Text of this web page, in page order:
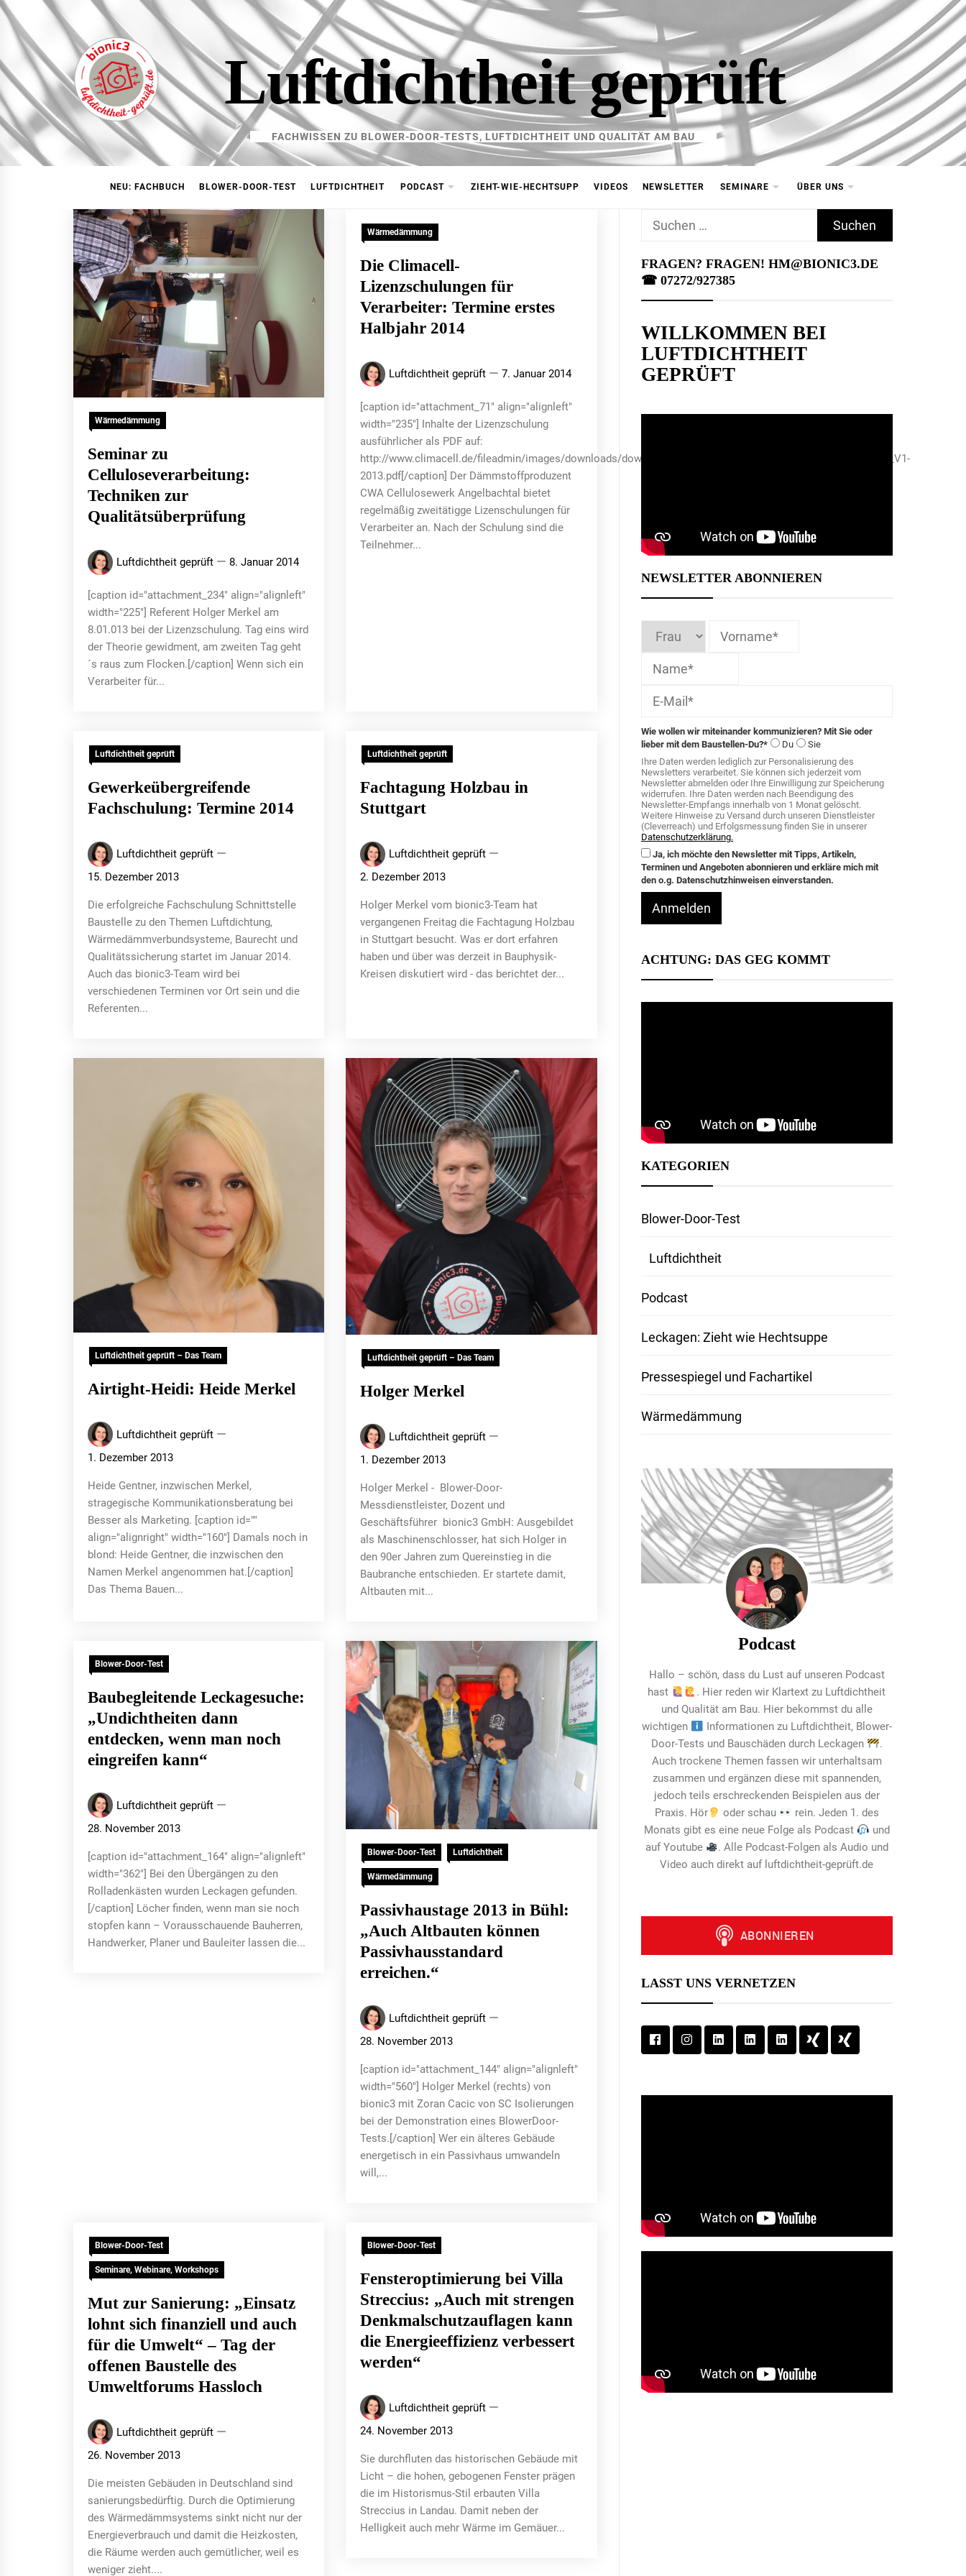
Skip
content
Luftdichtheit geprüft
FACHWISSEN ZU BLOWER-DOOR-TESTS, LUFTDICHTHEIT UND QUALITÄT AM BAU
NEU: FACHBUCH BLOWER-DOOR-TEST LUFTDICHTHEIT PODCAST ZIEHT-WIE-HECHTSUPP VIDEOS NEWSLETTER SEMINARE ÜBER UNS
Wärmedämmung
Seminar zu
Celluloseverarbeitung:
Techniken zur
Qualitätsüberprüfung
Luftdichtheit geprüft 8. Januar 2014
[caption id="attachment_234" align="alignleft"
width="225"] Referent Holger Merkel am
8.01.013 bei der Lizenzschulung. Tag eins wird
der Theorie gewidment, am zweiten Tag geht
´s raus zum Flocken.[/caption] Wenn sich ein
Verarbeiter für...
Wärmedämmung
Die Climacell-
Lizenzschulungen für
Verarbeiter: Termine erstes
Halbjahr 2014
Luftdichtheit geprüft 7. Januar 2014
[caption id="attachment_71" align="alignleft"
width="235"] Inhalte der Lizenzschulung
ausführlicher als PDF auf:
http://www.climacell.de/fileadmin/images/downloads/downloads_2012/Anmeldung_Climacell_Lizenzschulung_V1-
2013.pdf[/caption] Der Dämmstoffproduzent
CWA Cellulosewerk Angelbachtal bietet
regelmäßig zweitätigge Lizenschulungen für
Verarbeiter an. Nach der Schulung sind die
Teilnehmer...
Luftdichtheit geprüft
Gewerkeübergreifende
Fachschulung: Termine 2014
Luftdichtheit geprüft
15. Dezember 2013
Die erfolgreiche Fachschulung Schnittstelle
Baustelle zu den Themen Luftdichtung,
Wärmedämmverbundsysteme, Baurecht und
Qualitätssicherung startet im Januar 2014.
Auch das bionic3-Team wird bei
verschiedenen Terminen vor Ort sein und die
Referenten...
Luftdichtheit geprüft
Fachtagung Holzbau in
Stuttgart
Luftdichtheit geprüft
2. Dezember 2013
Holger Merkel vom bionic3-Team hat
vergangenen Freitag die Fachtagung Holzbau
in Stuttgart besucht. Was er dort erfahren
haben und über was derzeit in Bauphysik-
Kreisen diskutiert wird - das berichtet der...
Luftdichtheit geprüft – Das Team
Airtight-Heidi: Heide Merkel
Luftdichtheit geprüft
1. Dezember 2013
Heide Gentner, inzwischen Merkel,
stragegische Kommunikationsberatung bei
Besser als Marketing. [caption id=""
align="alignright" width="160"] Damals noch in
blond: Heide Gentner, die inzwischen den
Namen Merkel angenommen hat.[/caption]
Das Thema Bauen...
Luftdichtheit geprüft – Das Team
Holger Merkel
Luftdichtheit geprüft
1. Dezember 2013
Holger Merkel - Blower-Door-
Messdienstleister, Dozent und
Geschäftsführer bionic3 GmbH: Ausgebildet
als Maschinenschlosser, hat sich Holger in
den 90er Jahren zum Quereinstieg in die
Baubranche entschieden. Er startete damit,
Altbauten mit...
Blower-Door-Test
Baubegleitende Leckagesuche:
„Undichtheiten dann
entdecken, wenn man noch
eingreifen kann“
Luftdichtheit geprüft
28. November 2013
[caption id="attachment_164" align="alignleft"
width="362"] Bei den Übergängen zu den
Rolladenkästen wurden Leckagen gefunden.
[/caption] Löcher finden, wenn man sie noch
stopfen kann – Vorausschauende Bauherren,
Handwerker, Planer und Bauleiter lassen die...
Blower-Door-Test Luftdichtheit
Wärmedämmung
Passivhaustage 2013 in Bühl:
„Auch Altbauten können
Passivhausstandard
erreichen.“
Luftdichtheit geprüft
28. November 2013
[caption id="attachment_144" align="alignleft"
width="560"] Holger Merkel (rechts) von
bionic3 mit Zoran Cacic von SC Isolierungen
bei der Demonstration eines BlowerDoor-
Tests.[/caption] Wer ein älteres Gebäude
energetisch in ein Passivhaus umwandeln
will,...
Blower-Door-Test
Seminare, Webinare, Workshops
Mut zur Sanierung: „Einsatz
lohnt sich finanziell und auch
für die Umwelt“ – Tag der
offenen Baustelle des
Umweltforums Hassloch
Luftdichtheit geprüft
26. November 2013
Die meisten Gebäuden in Deutschland sind
sanierungsbedürftig. Durch die Optimierung
des Wärmedämmsystems sinkt nicht nur der
Energieverbrauch und damit die Heizkosten,
die Räume werden auch gemütlicher, weil es
weniger zieht....
Blower-Door-Test
Fensteroptimierung bei Villa
Streccius: „Auch mit strengen
Denkmalschutzauflagen kann
die Energieeffizienz verbessert
werden“
Luftdichtheit geprüft
24. November 2013
Sie durchfluten das historischen Gebäude mit
Licht – die hohen, gebogenen Fenster prägen
die im Historismus-Stil erbauten Villa
Streccius in Landau. Damit neben der
Helligkeit auch mehr Wärme im Gemäuer...
Suchen
FRAGEN? FRAGEN! HM@BIONIC3.DE
☎︎ 07272/927385
WILLKOMMEN BEI
LUFTDICHTHEIT
GEPRÜFT
NEWSLETTER ABONNIEREN
Wie wollen wir miteinander kommunizieren? Mit Sie oder
lieber mit dem Baustellen-Du?*
Du
Sie
Ihre Daten werden lediglich zur Personalisierung des
Newsletters verarbeitet. Sie können sich jederzeit vom
Newsletter abmelden oder Ihre Einwilligung zur Speicherung
widerrufen. Ihre Daten werden nach Beendigung des
Newsletter-Empfangs innerhalb von 1 Monat gelöscht.
Weitere Hinweise zu Versand durch unseren Dienstleister
(Cleverreach) und Erfolgsmessung finden Sie in unserer
Datenschutzerklärung.
Ja, ich möchte den Newsletter mit Tipps, Artikeln,
Terminen und Angeboten abonnieren und erkläre mich mit
den o.g. Datenschutzhinweisen einverstanden.
Anmelden
ACHTUNG: DAS GEG KOMMT
KATEGORIEN
Blower-Door-Test
Luftdichtheit
Podcast
Leckagen: Zieht wie Hechtsuppe
Pressespiegel und Fachartikel
Wärmedämmung
Podcast
Hallo – schön, dass du Lust auf unseren Podcast
hast
. Hier reden wir Klartext zu Luftdichtheit
und Qualität am Bau. Hier bekommst du alle
wichtigen
Informationen zu Luftdichtheit, Blower-
Door-Tests und Bauschäden durch Leckagen
.
Auch trockene Themen fassen wir unterhaltsam
zusammen und ergänzen diese mit spannenden,
jedoch teils erschreckenden Beispielen aus der
Praxis. Hör
oder schau
rein. Jeden 1. des
Monats gibt es eine neue Folge als Podcast
und
auf Youtube
. Alle Podcast-Folgen als Audio und
Video auch direkt auf luftdichtheit-geprüft.de
LASST UNS VERNETZEN